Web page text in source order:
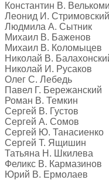
Константин В.
Леонид И. Стримовский
Людмила А. Сытник
Михаил В. Баженов
Михаил В. Коломыцев
Николай В.
Николай И. Русаков
Олег С. Лебедь
Павел Г. Бережанский
Роман В. Темкин
Сергей В. Густов
Сергей А. Сомов
Сергей Ю. Танасиенко
Сергей Т. Ящишин
Татьяна Н. Шкилева
Феликс В. Кармазинов
Юрий В. Ермолаев